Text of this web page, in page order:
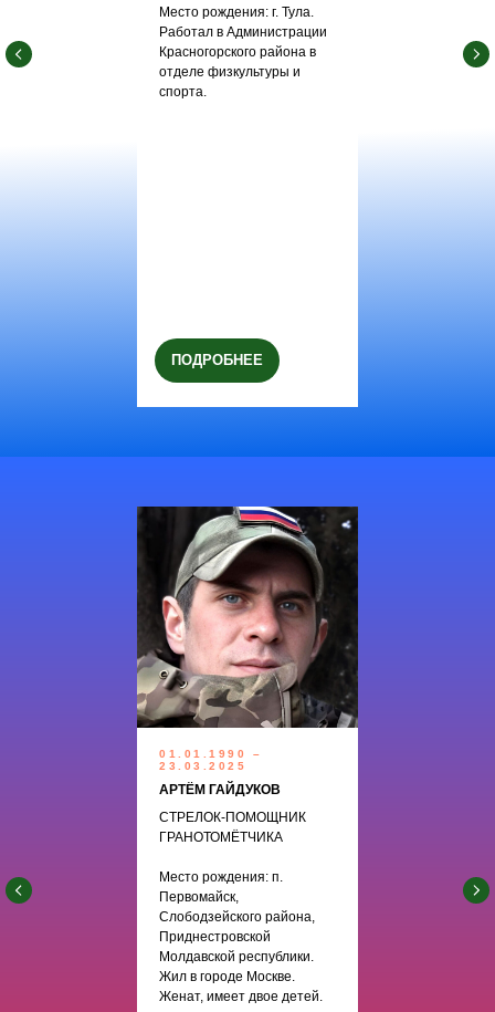
Место рождения: г. Тула.
Работал в Администрации
Красногорского района в
отделе физкультуры и
спорта.
ПОДРОБНЕЕ
01.01.1990 –
23.03.2025
АРТЁМ ГАЙДУКОВ
СТРЕЛОК-ПОМОЩНИК
ГРАНОТОМЁТЧИКА
Место рождения: п.
Первомайск,
Слободзейского района,
Приднестровской
Молдавской республики.
Жил в городе Москве.
Женат, имеет двое детей.